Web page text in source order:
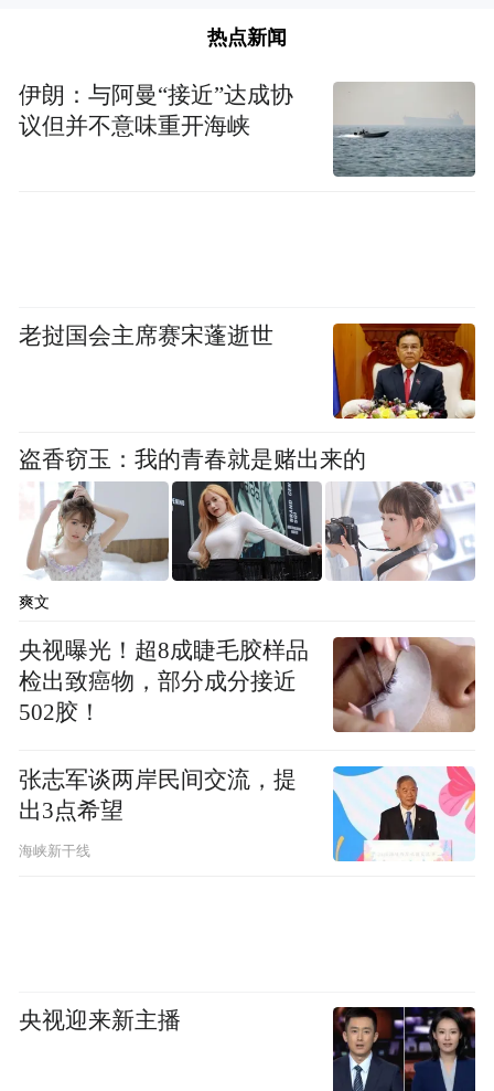
目标和2035年远景目标。
到2025年，西安辐射带动能力进一步提升；
西安—咸阳一体化发展取得实质性进展，圈
域一体化基本实现，发展品质、经济实力、
创新能力、文化竞争力迈上更高水平，全面
建成具有全国影响力和历史文化魅力的现代
化都市圈。
“特别声明：以上作品内容(包括在内的视频、图片或音
频)为凤凰网旗下自媒体平台“大风号”用户上传并发
布，本平台仅提供信息存储空间服务。
Notice: The content above (including the videos,
by the user of Dafeng Hao, which is a social media
platform and merely provides information storage
space services.”
热点新闻
伊朗：与阿曼“接近”达成协
议但并不意味重开海峡
老挝国会主席赛宋蓬逝世
盗香窃玉：我的青春就是赌出来的
爽文
央视曝光！超8成睫毛胶样品
检出致癌物，部分成分接近
502胶！
张志军谈两岸民间交流，提
出3点希望
海峡新干线
央视迎来新主播